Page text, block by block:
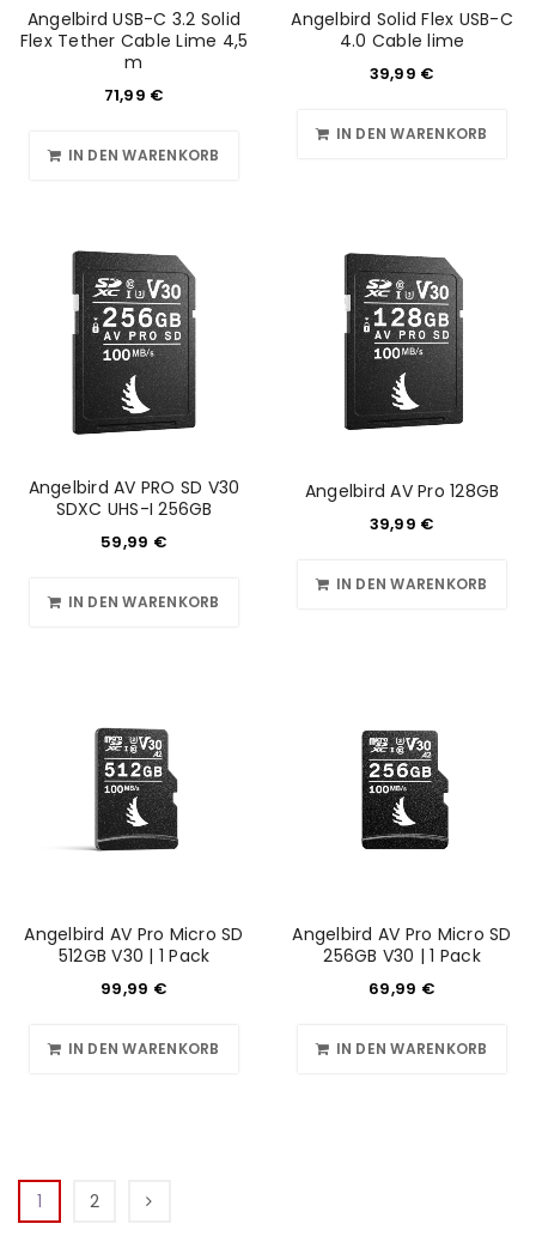
Angelbird USB-C 3.2 Solid
Flex Tether Cable Lime 4,5
m
71,99 €
IN DEN WARENKORB
Angelbird Solid Flex USB-C
4.0 Cable lime
39,99 €
IN DEN WARENKORB
Angelbird AV PRO SD V30
SDXC UHS-I 256GB
59,99 €
IN DEN WARENKORB
Angelbird AV Pro 128GB
39,99 €
IN DEN WARENKORB
Angelbird AV Pro Micro SD
512GB V30 | 1 Pack
99,99 €
IN DEN WARENKORB
Angelbird AV Pro Micro SD
256GB V30 | 1 Pack
69,99 €
IN DEN WARENKORB
1 2